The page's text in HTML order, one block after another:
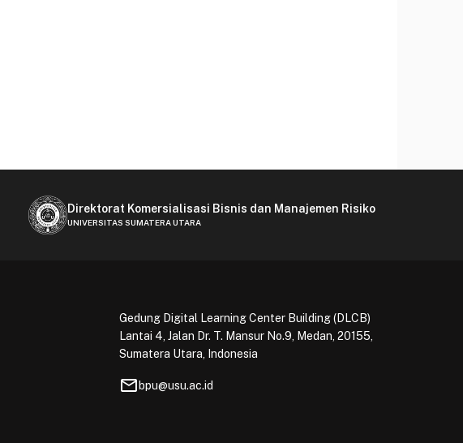
Direktorat Komersialisasi Bisnis dan Manajemen Risiko
UNIVERSITAS SUMATERA UTARA
Gedung Digital Learning Center Building (DLCB)
Lantai 4, Jalan Dr. T. Mansur No.9, Medan, 20155,
Sumatera Utara, Indonesia
mailbpu@usu.ac.id